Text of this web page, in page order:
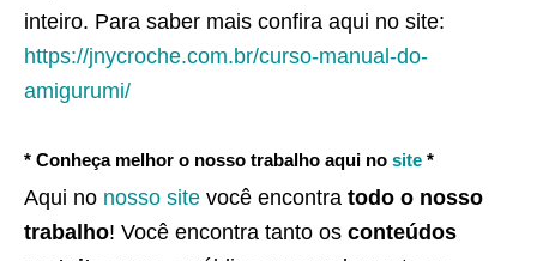
inteiro. Para saber mais confira aqui no site:
https://jnycroche.com.br/curso-manual-do-
amigurumi/
* Conheça melhor o nosso trabalho aqui no site *
Aqui no nosso site você encontra todo o nosso
trabalho! Você encontra tanto os conteúdos